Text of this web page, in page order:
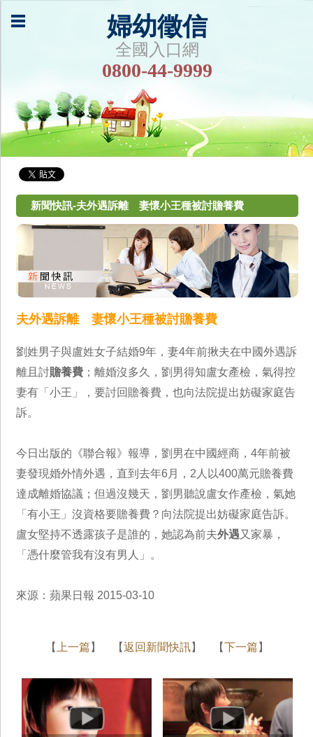
婦幼徵信
全國入口網
0800-44-9999
新聞快訊-夫外遇訴離 妻懷小王種被討贍養費
夫外遇訴離 妻懷小王種被討贍養費
劉姓男子與盧姓女子結婚9年，妻4年前揪夫在中國外遇訴
離且討贍養費 ；離婚沒多久，劉男得知盧女產檢，氣得控
妻有「小王」，要討回贍養費，也向法院提出妨礙家庭告
訴。
今日出版的《聯合報》報導，劉男在中國經商，4年前被
妻發現婚外情外遇，直到去年6月，2人以400萬元贍養費
達成離婚協議；但過沒幾天，劉男聽說盧女作產檢，氣她
「有小王」沒資格要贍養費？向法院提出妨礙家庭告訴。
盧女堅持不透露孩子是誰的，她認為前夫外遇又家暴，
「憑什麼管我有沒有男人」。
來源：蘋果日報 2015-03-10
【 上一篇 】 【返回新聞快訊】 【下一篇 】